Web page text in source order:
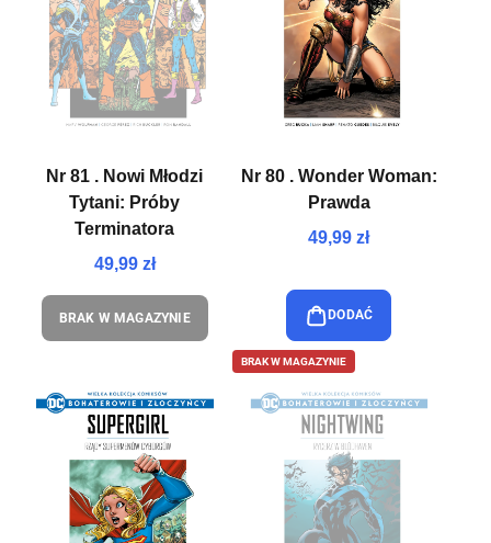
Nr 81 . Nowi Młodzi
Tytani: Próby
Terminatora
49,99 zł
BRAK W MAGAZYNIE
Nr 80 . Wonder Woman:
Prawda
49,99 zł
DODAĆ
BRAK W MAGAZYNIE